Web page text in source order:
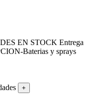
EN STOCK Entrega
Baterias y sprays
+